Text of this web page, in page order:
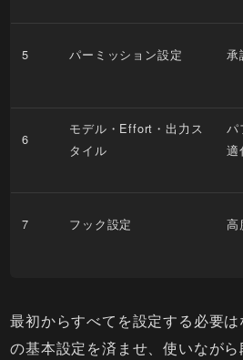
5 パーミッション設定 承
6
モデル・Effort・出力ス
タイル
パ
適
7 フック設定 高
最初からすべてを設定する必要
の基本設定を済ませ、使いなが